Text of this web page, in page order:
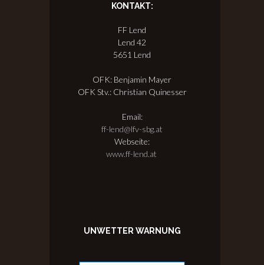
KONTAKT:
FF Lend
Lend 42
5651 Lend
OFK: Benjamin Mayer
OFK Stv.: Christian Quinesser
Email:
ff-lend@lfv-sbg.at
Webseite:
www.ff-lend.at
UNWETTER WARNUNG